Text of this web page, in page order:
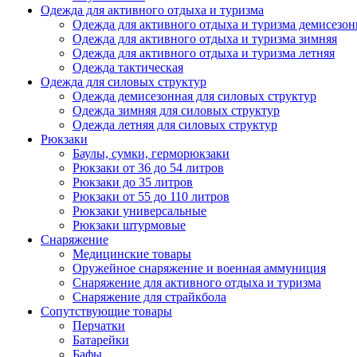
Одежда для активного отдыха и туризма
Одежда для активного отдыха и туризма
Одежда для активного отдыха и туризма зимняя
Одежда для активного отдыха и туризма летняя
Одежда тактическая
Одежда для силовых структур
Одежда демисезонная для силовых структур
Одежда зимняя для силовых структур
Одежда летняя для силовых структур
Рюкзаки
Баулы, сумки, герморюкзаки
Рюкзаки от 36 до 54 литров
Рюкзаки до 35 литров
Рюкзаки от 55 до 110 литров
Рюкзаки универсальные
Рюкзаки штурмовые
Снаряжение
Медицинские товары
Оружейное снаряжение и военная аммуниция
Снаряжение для активного отдыха и туризма
Снаряжение для страйкбола
Сопутствующие товары
Перчатки
Батарейки
Бафы